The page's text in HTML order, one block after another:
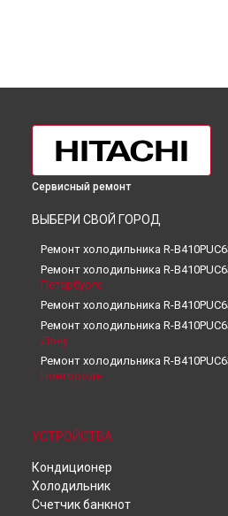
Сервисный ремонт
ВЫБЕРИ СВОЙ ГОРОД
Ремонт холодильника R-
Ремонт холодильника R-
Петербурге
Ремонт холодильника R-
Ремонт холодильника R-
Дону
Ремонт холодильника R-
Новгороде
Ремонт холодильника R-
Ремонт холодильника R-
Екатеринбурге
Ремонт холодильника R-
Ремонт холодильника R-
УСТРОЙСТВА
Кондиционер
Холодильник
Счетчик банкнот